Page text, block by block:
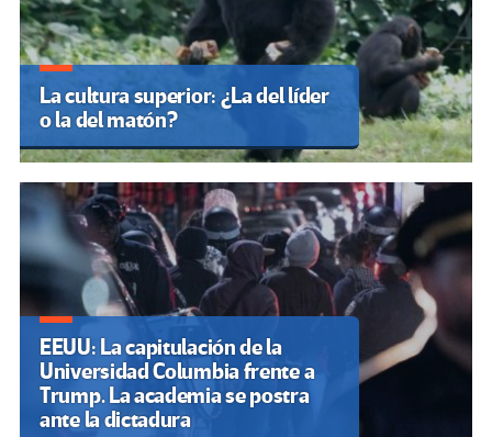
La cultura superior: ¿La del líder
o la del matón?
EEUU: La capitulación de la
Universidad Columbia frente a
Trump. La academia se postra
ante la dictadura